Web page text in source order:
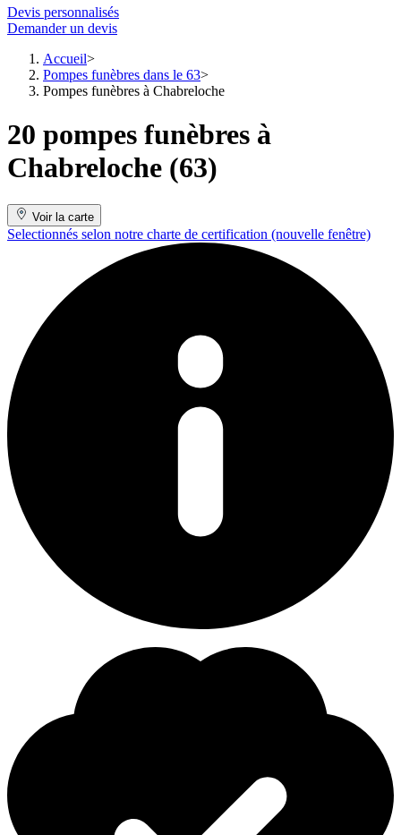
Devis personnalisés
Demander un devis
Accueil
Pompes funèbres dans le 63
Pompes funèbres à Chabreloche
20 pompes funèbres à
Chabreloche (63)
Voir la carte
Selectionnés selon notre charte de certification (nouvelle fenêtre)